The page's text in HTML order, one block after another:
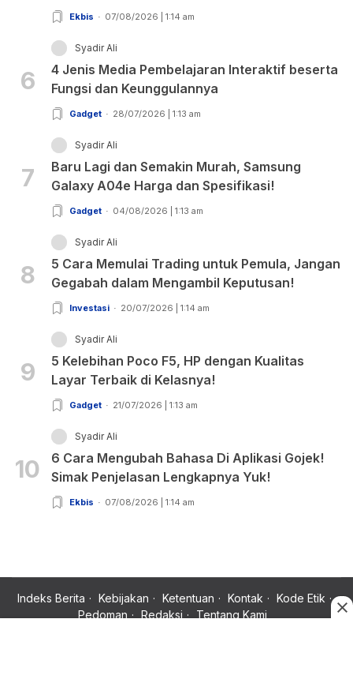
Ekbis 07/08/2026 | 1:14 am
6
Syadir Ali
4 Jenis Media Pembelajaran Interaktif beserta
Fungsi dan Keunggulannya
Gadget 28/07/2026 | 1:13 am
7
Syadir Ali
Baru Lagi dan Semakin Murah, Samsung
Galaxy A04e Harga dan Spesifikasi!
Gadget 04/08/2026 | 1:13 am
8
Syadir Ali
5 Cara Memulai Trading untuk Pemula, Jangan
Gegabah dalam Mengambil Keputusan!
Investasi 20/07/2026 | 1:14 am
9
Syadir Ali
5 Kelebihan Poco F5, HP dengan Kualitas
Layar Terbaik di Kelasnya!
Gadget 21/07/2026 | 1:13 am
10
Syadir Ali
6 Cara Mengubah Bahasa Di Aplikasi Gojek!
Simak Penjelasan Lengkapnya Yuk!
Ekbis 07/08/2026 | 1:14 am
Indeks Berita Kebijakan Ketentuan Kontak
Kode Etik
Pedoman
Redaksi Tentang Kami